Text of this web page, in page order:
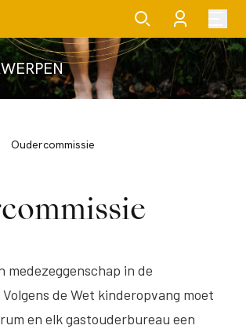
Oudercommissie
medezeggenschap in de
de Wet kinderopvang moet
en elk gastouderbureau een